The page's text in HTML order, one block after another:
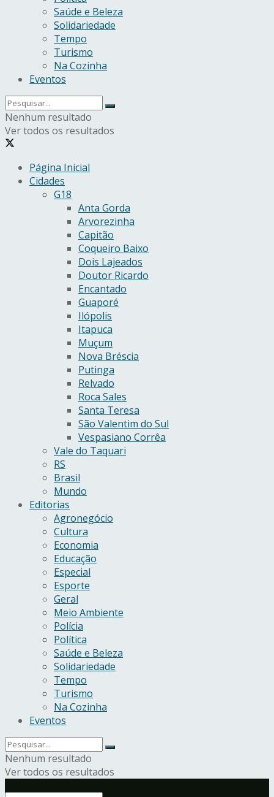
Saúde e Beleza
Solidariedade
Tempo
Turismo
Na Cozinha
Eventos
Nenhum resultado
Ver todos os resultados
Página Inicial
Cidades
G18
Anta Gorda
Arvorezinha
Capitão
Coqueiro Baixo
Dois Lajeados
Doutor Ricardo
Encantado
Guaporé
Ilópolis
Itapuca
Muçum
Nova Bréscia
Putinga
Relvado
Roca Sales
Santa Teresa
São Valentim do Sul
Vespasiano Corrêa
Vale do Taquari
RS
Brasil
Mundo
Editorias
Agronegócio
Cultura
Economia
Educação
Especial
Esporte
Geral
Meio Ambiente
Polícia
Política
Saúde e Beleza
Solidariedade
Tempo
Turismo
Na Cozinha
Eventos
Nenhum resultado
Ver todos os resultados